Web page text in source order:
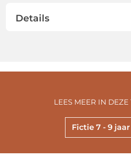
Details
Fictie 7 - 9 jaar
LEES MEER IN DEZE